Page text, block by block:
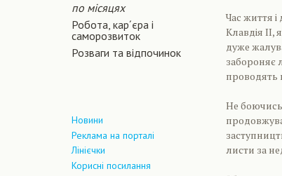
по місяцях
Робота, кар´єра і
саморозвиток
Розваги та відпочинок
Новини
Реклама на порталі
Лінієчки
Корисні посилання
Час життя
Клавдія II,
дуже
забороняє
проводять
Не
листи за